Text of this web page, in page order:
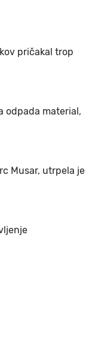
pričakal trop
odpada material,
Musar, utrpela je